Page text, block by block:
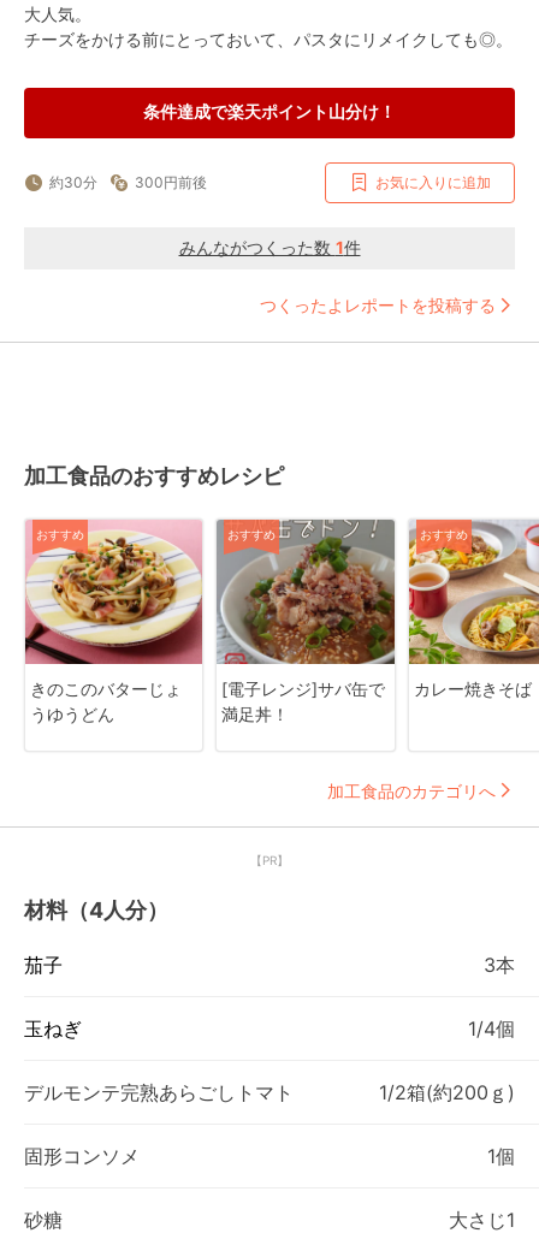
大人気。
チーズをかける前にとっておいて、パスタにリメイクしても◎。
条件達成で楽天ポイント山分け！
約30分 300円前後 お気に入りに追加
みんながつくった数 1件
つくったよレポートを投稿する
加工食品のおすすめレシピ
おすすめ
きのこのバターじょ
うゆうどん
おすすめ
[電子レンジ]サバ缶で
満足丼！
おすすめ
カレー焼きそば
加工食品のカテゴリへ
【PR】
材料（4人分）
茄子 3本
玉ねぎ 1/4個
デルモンテ完熟あらごしトマト 1/2箱(約200ｇ)
固形コンソメ 1個
砂糖 大さじ1